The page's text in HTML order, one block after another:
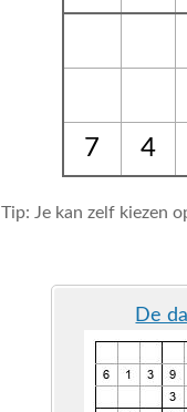
7
4
Tip: Je kan zelf kiezen
De